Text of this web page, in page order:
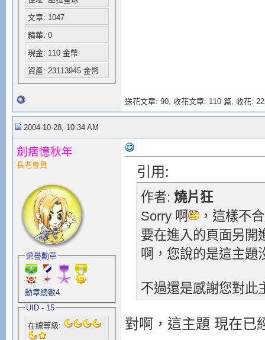
文章: 1047
精華: 0
現金: 110 金幣
資產: 23113945 金幣
送花文章: 90, 收花文章: 110 篇, 收花:
2004-10-28, 10:34 AM
劍痞憶秋年
長老會員
榮譽勳章
勳章總數4
UID - 15
在線等級:
引用:
作者: 燒片狂
Sorry 啊
，這樣不
要在進入的頁面另開
啊，您說的是這主題
不過還是感謝您對此
對啊，這主題 現在已